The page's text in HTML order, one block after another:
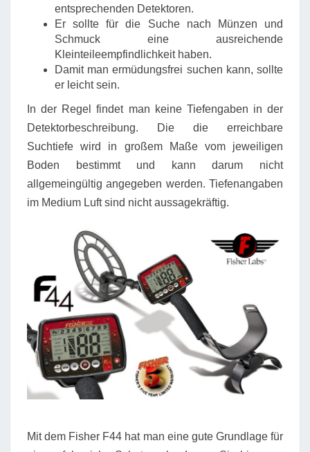
entsprechenden Detektoren.
Er sollte für die Suche nach Münzen und
Schmuck eine ausreichende
Kleinteileempfindlichkeit haben.
Damit man ermüdungsfrei suchen kann, sollte
er leicht sein.
In der Regel findet man keine Tiefengaben in der
Detektorbeschreibung. Die die erreichbare
Suchtiefe wird in großem Maße vom jeweiligen
Boden bestimmt und kann darum nicht
allgemeingültig angegeben werden. Tiefenangaben
im Medium Luft sind nicht aussagekräftig.
Mit dem Fisher F44 hat man eine gute Grundlage für